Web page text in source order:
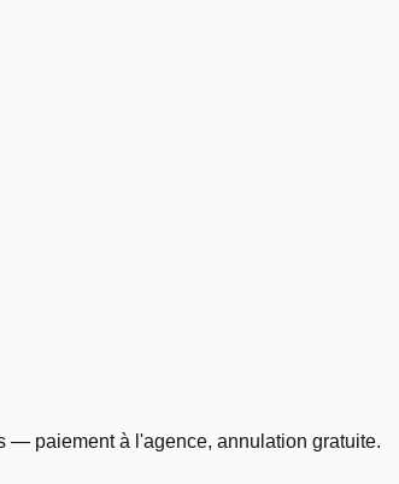
— paiement à l'agence, annulation gratuite.